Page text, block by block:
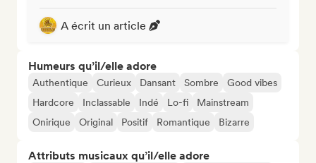
A écrit un article
Humeurs qu’il/elle adore
Authentique Curieux Dansant Sombre
Good vibes
Hardcore
Inclassable Indé Lo-fi
Mainstream
Onirique
Original Positif Romantique Bizarre
Attributs musicaux qu’il/elle adore